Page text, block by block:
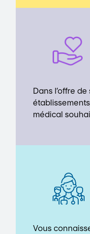
Dans l’offre
médical
Vous